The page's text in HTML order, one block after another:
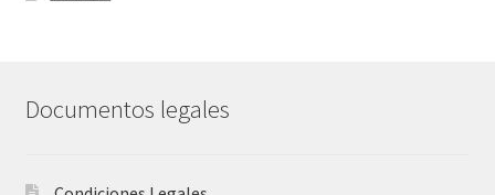
Documentos legales